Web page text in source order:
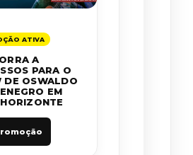
ATIVA
A
PARA O
DE OSWALDO
EM